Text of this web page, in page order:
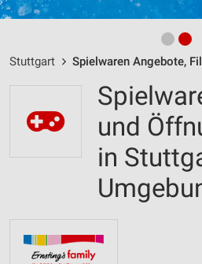
Stuttgart Spielwaren Angebote,
und
in